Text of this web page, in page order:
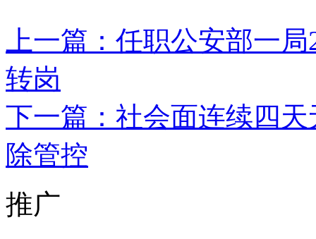
上一篇：任职公安部一
转岗
下一篇：社会面连续四
除管控
推广